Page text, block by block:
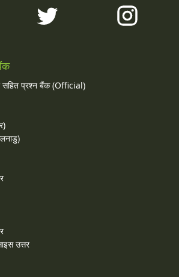
सहित प्रश्न बैंक (Official)
उत्तर